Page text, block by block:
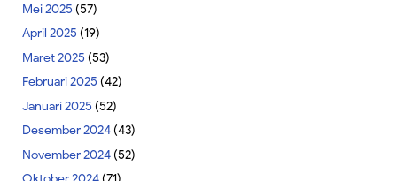
Mei 2025 (57)
April 2025 (19)
Maret 2025 (53)
Februari 2025 (42)
Januari 2025 (52)
Desember 2024(43)
November 2024(52)